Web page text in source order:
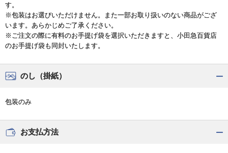
す。
※包装はお選びいただけません。また一部お取り扱いのない商品がござ
います。あらかじめご了承ください。
※ご注文の際に有料のお手提げ袋を選択いただきますと、小田急百貨店
のお手提げ袋も同封いたします。
のし（掛紙）
包装のみ
お支払方法